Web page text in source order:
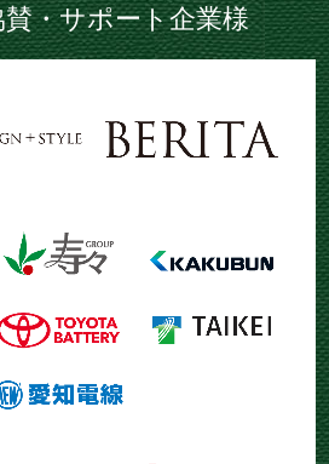
・サポート企業様